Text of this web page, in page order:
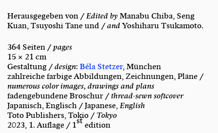
Herausgegeben von /Edited by Manabu Chiba, Seng
Kuan, Tsuyoshi Tane und /andYoshiharu Tsukamoto.
364 Seiten /pages
15 × 21 cm
Gestaltung /design: Béla Stetzer, München
zahlreiche farbige Abbildungen, Zeichnungen, Pläne /
numerous color images, drawings and plans
fadengebundene Broschur / thread-sewn softcover
Japanisch, Englisch / Japanese, English
Toto Publishers, Tokio / Tokyo
2023, 1. Auflage / 1st edition